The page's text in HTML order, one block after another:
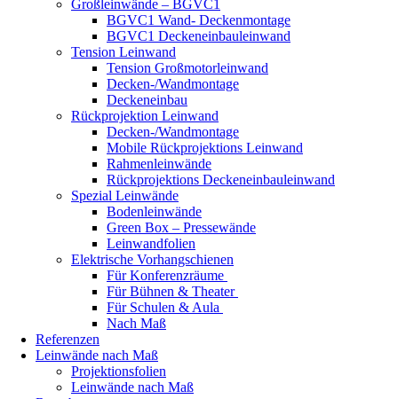
Großleinwände – BGVC1
BGVC1 Wand- Deckenmontage
BGVC1 Deckeneinbauleinwand
Tension Leinwand
Tension Großmotorleinwand
Decken-/Wandmontage
Deckeneinbau
Rückprojektion Leinwand
Decken-/Wandmontage
Mobile Rückprojektions Leinwand
Rahmenleinwände
Rückprojektions Deckeneinbauleinwand
Spezial Leinwände
Bodenleinwände
Green Box – Pressewände
Leinwandfolien
Elektrische Vorhangschienen
Für Konferenzräume
Für Bühnen & Theater
Für Schulen & Aula
Nach Maß
Referenzen
Leinwände nach Maß
Projektionsfolien
Leinwände nach Maß